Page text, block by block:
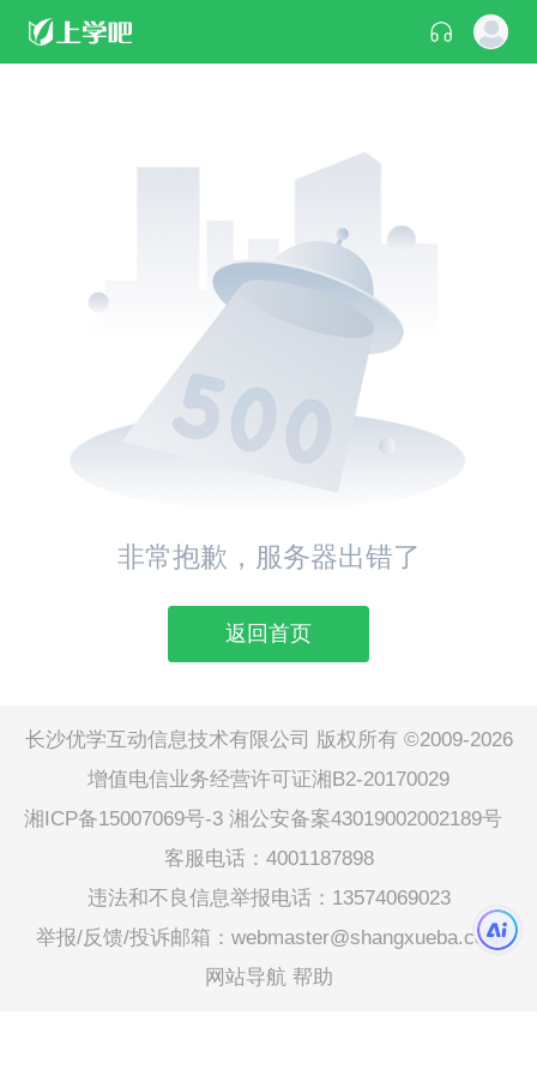
非常抱歉，服务器出错了
返回首页
长沙优学互动信息技术有限公司 版权所有 ©2009-2026
增值电信业务经营许可证湘B2-20170029
湘ICP备15007069号-3 湘公安备案43019002002189号
客服电话：4001187898
违法和不良信息举报电话：13574069023
举报/反馈/投诉邮箱：webmaster@shangxueba.com
网站导航 帮助